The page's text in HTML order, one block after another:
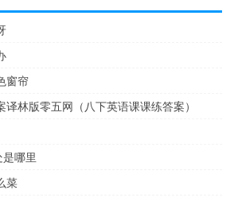
窗帘
译林版零五网（八下英语课课练答案）
哪里
菜